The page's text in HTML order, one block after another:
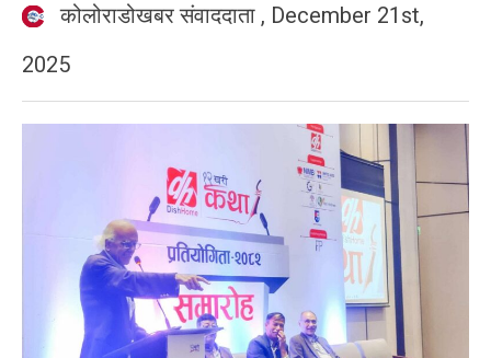
कोलोराडोखबर संवाददाता , December 21st,
2025